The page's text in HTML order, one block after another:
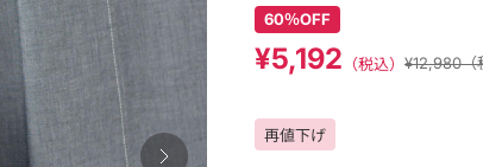
60％OFF
¥5,192 （税込） ¥12,980（
再値下げ